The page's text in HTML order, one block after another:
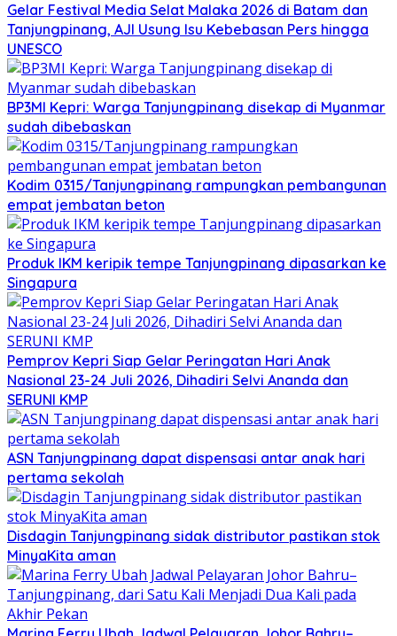
Gelar Festival Media Selat Malaka 2026 di Batam dan
Tanjungpinang, AJI Usung Isu Kebebasan Pers hingga
UNESCO
BP3MI Kepri: Warga Tanjungpinang disekap di Myanmar
sudah dibebaskan
Kodim 0315/Tanjungpinang rampungkan pembangunan
empat jembatan beton
Produk IKM keripik tempe Tanjungpinang dipasarkan ke
Singapura
Pemprov Kepri Siap Gelar Peringatan Hari Anak
Nasional 23-24 Juli 2026, Dihadiri Selvi Ananda dan
SERUNI KMP
ASN Tanjungpinang dapat dispensasi antar anak hari
pertama sekolah
Disdagin Tanjungpinang sidak distributor pastikan stok
MinyaKita aman